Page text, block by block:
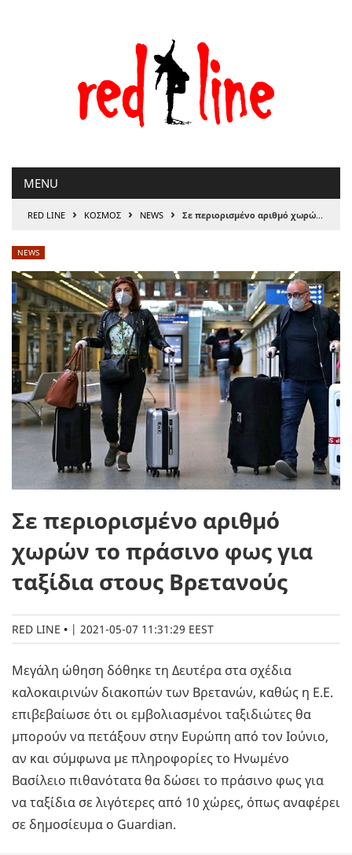
MENU
RED LINE › ΚΟΣΜΟΣ › NEWS › Σε περιορισμένο αριθμό χωρών το πράσινο φως για ταξίδια στους Βρετανούς
NEWS
Σε περιορισμένο αριθμό
χωρών το πράσινο φως για
ταξίδια στους Βρετανούς
RED LINE | 2021-05-07 11:31:29 EEST
Μεγάλη ώθηση δόθηκε τη Δευτέρα στα σχέδια
καλοκαιρινών διακοπών των Βρετανών, καθώς η Ε.Ε.
επιβεβαίωσε ότι οι εμβολιασμένοι ταξιδιώτες θα
μπορούν να πετάξουν στην Ευρώπη από τον Ιούνιο,
αν και σύμφωνα με πληροφορίες το Ηνωμένο
Βασίλειο πιθανότατα θα δώσει το πράσινο φως για
να ταξίδια σε λιγότερες από 10 χώρες, όπως αναφέρει
σε δημοσίευμα ο Guardian.